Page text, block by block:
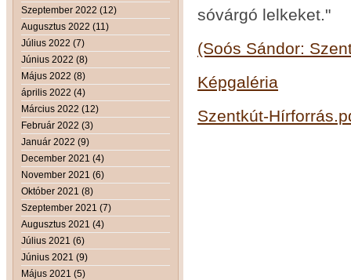
Szeptember 2022 (12)
Augusztus 2022 (11)
Július 2022 (7)
Június 2022 (8)
Május 2022 (8)
április 2022 (4)
Március 2022 (12)
Február 2022 (3)
Január 2022 (9)
December 2021 (4)
November 2021 (6)
Október 2021 (8)
Szeptember 2021 (7)
Augusztus 2021 (4)
Július 2021 (6)
Június 2021 (9)
Május 2021 (5)
sóvárgó lelkeket."
(Soós Sándor:
Képgaléria
Szentkút-